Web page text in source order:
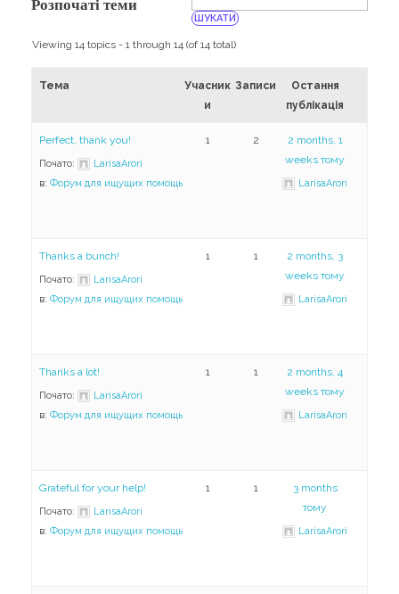
Навчання
Карти Духів
Розпочаті теми
Viewing 14 topics - 1 through 14 (of 14 total)
Тема
Учасник
и
Записи
Остання
публікація
Perfect, thank you!
Почато:
LarisaArori
в: Форум для ищущих помощь
1 2
2 months, 1
weeks тому
LarisaArori
Thanks a bunch!
Почато:
LarisaArori
в: Форум для ищущих помощь
1 1
2 months, 3
weeks тому
LarisaArori
Thanks a lot!
Почато:
LarisaArori
в: Форум для ищущих помощь
1 1
2 months, 4
weeks тому
LarisaArori
Grateful for your help!
Почато:
LarisaArori
в: Форум для ищущих помощь
1 1
3 months
тому
LarisaArori